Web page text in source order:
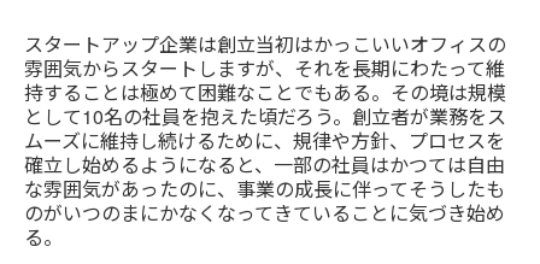
スタートアップ企業は創立当初はかっこいいオフィスの
雰囲気からスタートしますが、それを長期にわたって維
持することは極めて困難なことでもある。その境は規模
として10名の社員を抱えた頃だろう。創立者が業務をス
ムーズに維持し続けるために、規律や方針、プロセスを
確立し始めるようになると、一部の社員はかつては自由
な雰囲気があったのに、事業の成長に伴ってそうしたも
のがいつのまにかなくなってきていることに気づき始め
る。